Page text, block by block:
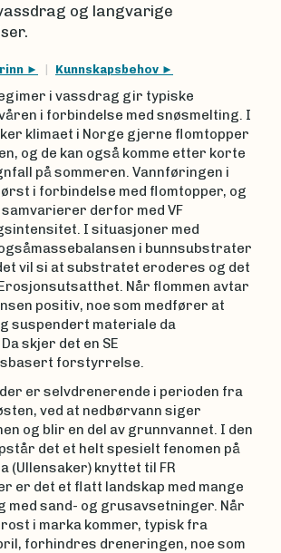
og langvarige
Kunnskapsbehov
i vassdrag gir typiske
i forbindelse med snøsmelting. I
klimaet i Norge gjerne flomtopper
og de kan også komme etter korte
på sommeren. Vannføringen i
i forbindelse med flomtopper, og
samvarierer derfor med VF
I situasjoner med
i bunnsubstrater
vil si at substratet eroderes og det
Når flommen avtar
positiv, noe som medfører at
suspendert materiale da
skjer det en SE
forstyrrelse.
er selvdrenerende i perioden fra
ved at nedbørvann siger
og blir en del av grunnvannet. I den
det et helt spesielt fenomen på
(Ullensaker) knyttet til FR
er det et flatt landskap med mange
med sand- og grusavsetninger. Når
i marka kommer, typisk fra
forhindres dreneringen, noe som